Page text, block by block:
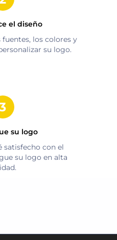
el diseño
los colores y
su logo.
su logo
satisfecho con el
su logo en alta